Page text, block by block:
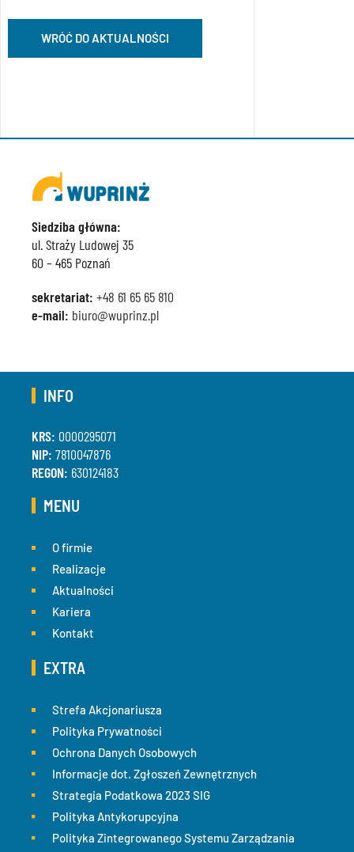
WRÓĆ DO AKTUALNOŚCI
Siedziba główna:
ul. Straży Ludowej 35
60 – 465 Poznań
sekretariat: +48 61 65 65 810
e-mail: biuro@wuprinz.pl
INFO
KRS: 0000295071
NIP: 7810047876
REGON: 630124183
MENU
O firmie
Realizacje
Aktualności
Kariera
Kontakt
EXTRA
Strefa Akcjonariusza
Polityka Prywatności
Ochrona Danych Osobowych
Informacje dot. Zgłoszeń Zewnętrznych
Strategia Podatkowa 2023 SIG
Polityka Antykorupcyjna
Polityka Zintegrowanego Systemu Zarządzania